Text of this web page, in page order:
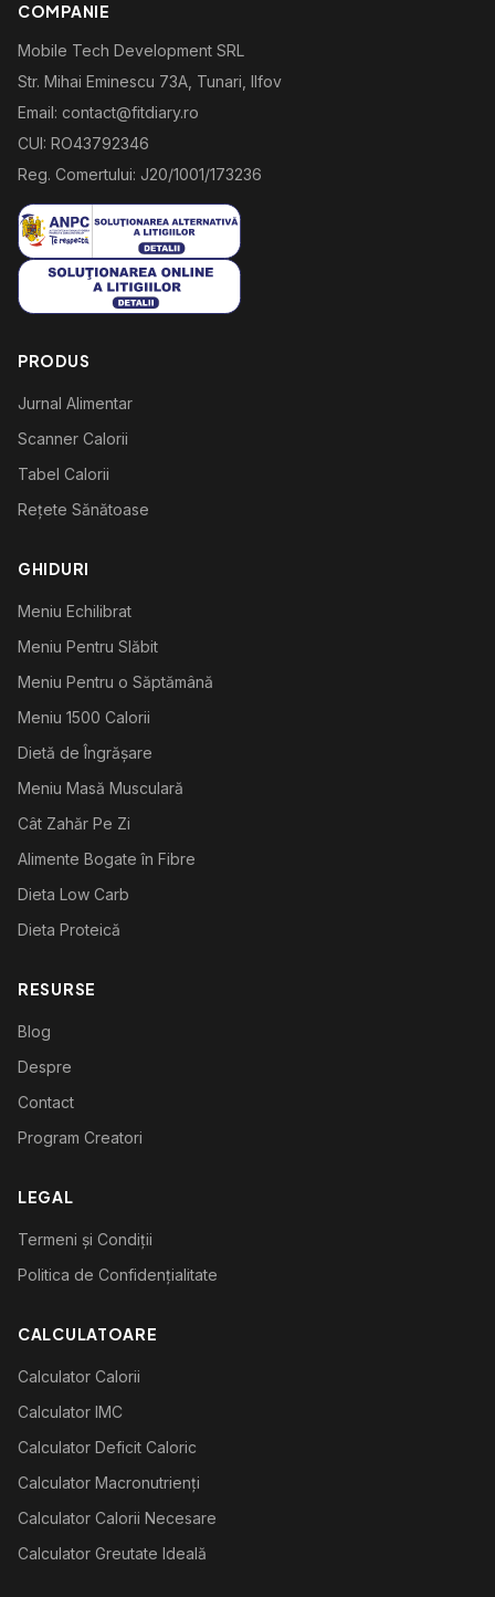
COMPANIE
Mobile Tech Development SRL
Str. Mihai Eminescu 73A, Tunari, Ilfov
Email: contact@fitdiary.ro
CUI: RO43792346
Reg. Comertului: J20/1001/173236
PRODUS
Jurnal Alimentar
Scanner Calorii
Tabel Calorii
Rețete Sănătoase
GHIDURI
Meniu Echilibrat
Meniu Pentru Slăbit
Meniu Pentru o Săptămână
Meniu 1500 Calorii
Dietă de Îngrășare
Meniu Masă Musculară
Cât Zahăr Pe Zi
Alimente Bogate în Fibre
Dieta Low Carb
Dieta Proteică
RESURSE
Blog
Despre
Contact
Program Creatori
LEGAL
Termeni și Condiții
Politica de Confidențialitate
CALCULATOARE
Calculator Calorii
Calculator IMC
Calculator Deficit Caloric
Calculator Macronutrienți
Calculator Calorii Necesare
Calculator Greutate Ideală